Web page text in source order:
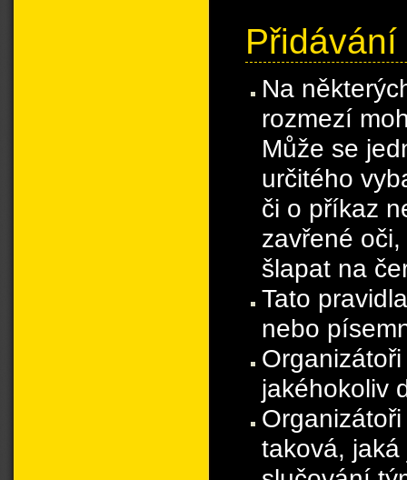
Na
rozmezí
Může se
určitého
či o příkaz
zavřené oči,
šlapat na
Tato
nebo
jakéhokoliv
taková,